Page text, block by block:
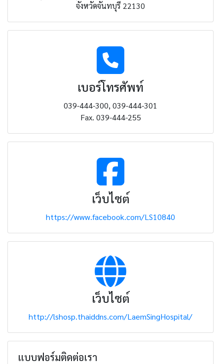
จังหวัดจันทบุรี 22130
เบอร์โทรศัพท์
039-444-300, 039-444-301
Fax. 039-444-255
เว็บไซต์
https://www.facebook.com/LS10840
เว็บไซต์
http://lshosp.thaiddns.com/LaemSingHospital/
แบบฟอร์มติดต่อเรา